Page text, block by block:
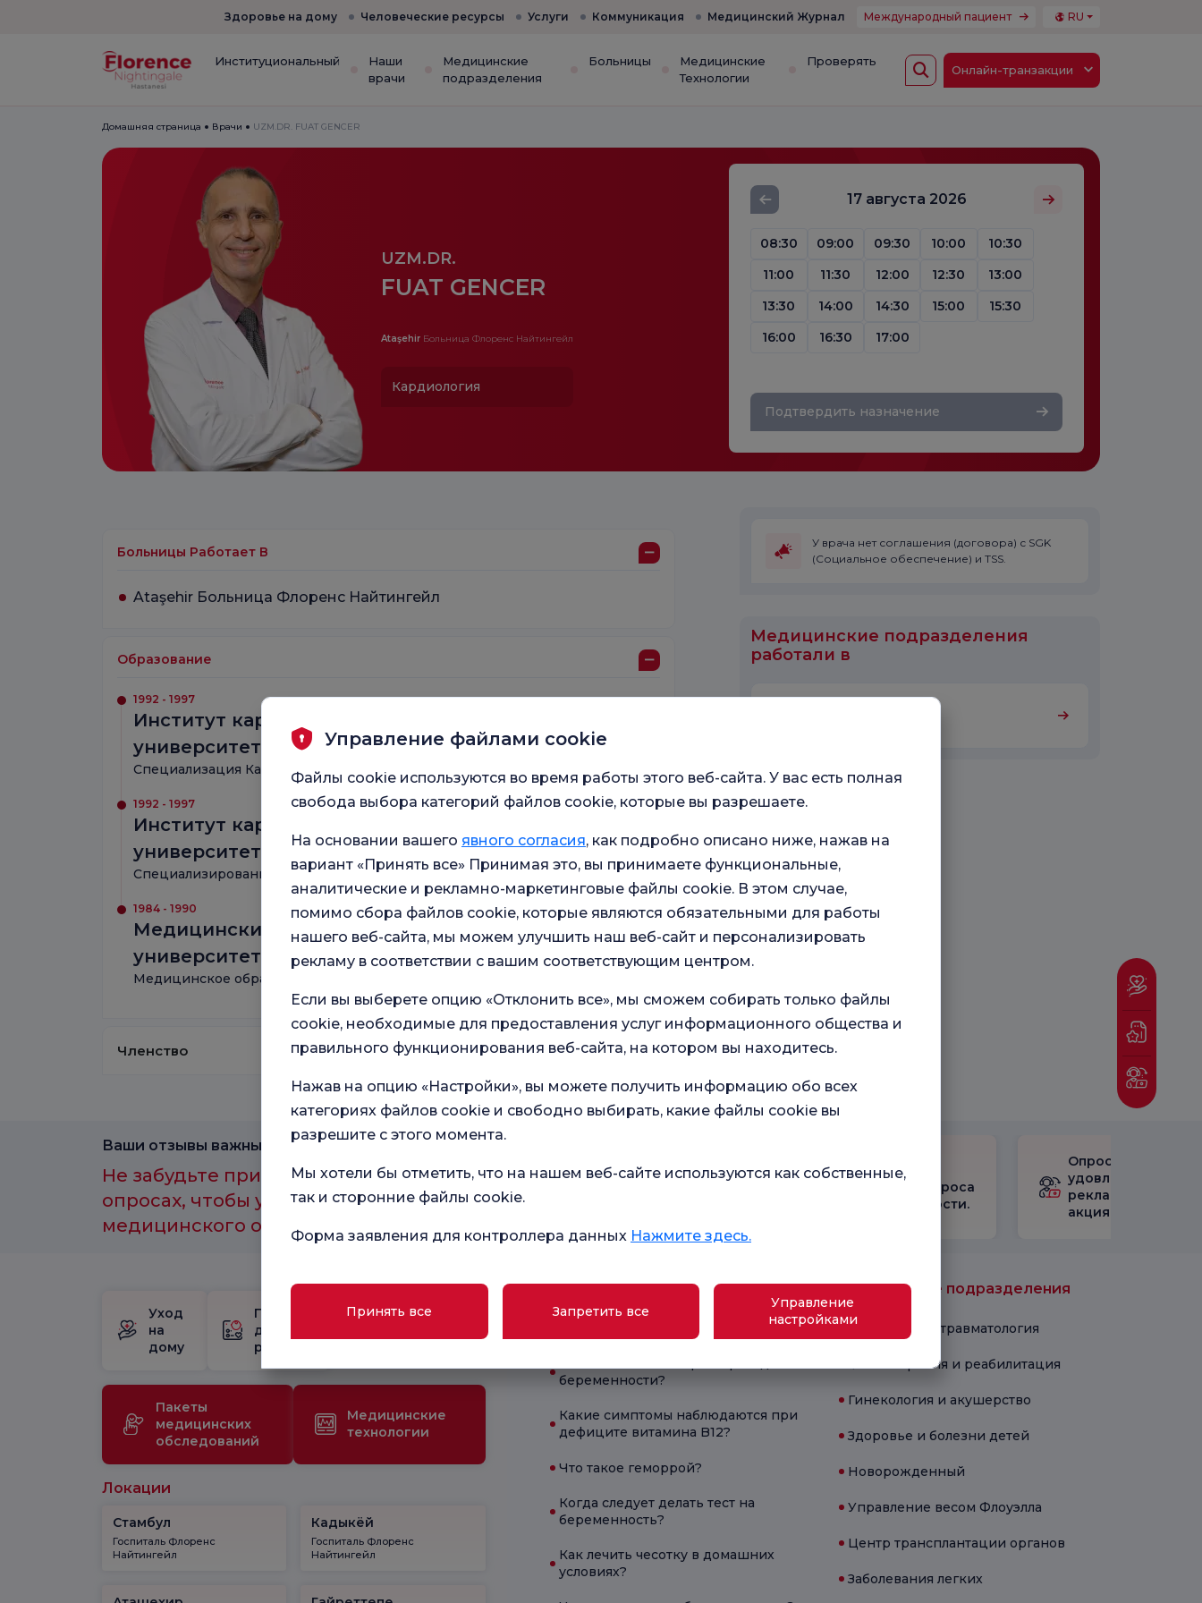
Здоровье на дому Человеческие ресурсы Услуги Коммуникация Медицинский Журнал Международный пациент RU
Институциональный
Наши
врачи
Медицинские
подразделения
Больницы
Медицинские
Технологии
Проверять
Онлайн-транзакции
Домашняя страница Врачи UZM.DR. FUAT GENCER
UZM.DR.
FUAT GENCER
AtaşehirБольница Флоренс Найтингейл
Кардиология
17 августа 2026
08:30 09:00 09:30 10:00
10:30
11:00
11:30 12:00 12:30
13:00
13:30
14:00 14:30 15:00
15:30
16:00
16:30 17:00
Подтвердить назначение
Больницы Работает В
Ataşehir Больница Флоренс Найтингейл
Образование
1992 - 1997
Институт кардиологии Стамбульского
университета
Специализация Кардиология
1992 - 1997
Институт кардиологии Стамбульского
университета
Специализированная подготовка
1984 - 1990
Медицинский факультет Стамбульского
университета Джеррахпаша
Медицинское образование
Членство
У врача нет соглашения (договора) с SGK
(Социальное обеспечение) и TSS.
Медицинские подразделения
работали в
Уход
на
дому
Пакет
для
родов
Школа для
Пакеты
медицинских
обследований
Медицинские
технологии
Локации
Стамбул
Госпиталь Флоренс
Найтингейл
Кадыкёй
Госпиталь Флоренс
Найтингейл
Текущее состояние здоровья
беременности?
Какие симптомы наблюдаются при
дефиците витамина B12?
Что такое геморрой?
Когда следует делать тест на
беременность?
Как лечить чесотку в домашних
условиях?
Медицинские подразделения
Ортопедия и травматология
Физиотерапия и реабилитация
Гинекология и акушерство
Здоровье и болезни детей
Новорожденный
Управление весом Флоуэлла
Центр трансплантации органов
Заболевания легких
Ваши отзывы важны для нас.
Не забудьте принять участие в наших
опросах, чтобы улучшить качество
медицинского обслуживания.
Общий опрос
Ознакомьтесь с
результатами опроса
удовлетворенности.
Опрос
рекламными
акциями
Управление файлами cookie
Файлы cookie используются во время работы этого веб-сайта. У вас есть полная
свобода выбора категорий файлов cookie, которые вы разрешаете.
На основании вашего явного согласия, как подробно описано ниже, нажав на
вариант «Принять все» Принимая это, вы принимаете функциональные,
аналитические и рекламно-маркетинговые файлы cookie. В этом случае,
помимо сбора файлов cookie, которые являются обязательными для работы
нашего веб-сайта, мы можем улучшить наш веб-сайт и персонализировать
рекламу в соответствии с вашим соответствующим центром.
Если вы выберете опцию «Отклонить все», мы сможем собирать только файлы
cookie, необходимые для предоставления услуг информационного общества и
правильного функционирования веб-сайта, на котором вы находитесь.
Нажав на опцию «Настройки», вы можете получить информацию обо всех
категориях файлов cookie и свободно выбирать, какие файлы cookie вы
разрешите с этого момента.
Мы хотели бы отметить, что на нашем веб-сайте используются как собственные,
так и сторонние файлы cookie.
Форма заявления для контроллера данных Нажмите здесь.
Принять все Запретить все
Управление
настройками